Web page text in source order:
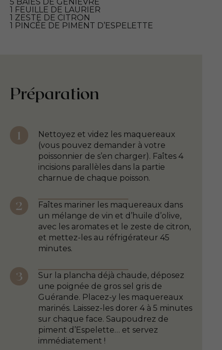
1 FEUILLE DE LAURIER
1 ZESTE DE CITRON
1 PINCÉE DE PIMENT D’ESPELETTE
Préparation
Nettoyez et videz les maquereaux
(vous pouvez demander à votre
poissonnier de s’en charger). Faîtes 4
incisions parallèles dans la partie
charnue de chaque poisson.
Faîtes mariner les maquereaux dans
un mélange de vin et d’huile d’olive,
avec les aromates et le zeste de citron,
et mettez-les au réfrigérateur 45
minutes.
Sur la plancha déjà chaude, déposez
une poignée de gros sel gris de
Guérande. Placez-y les maquereaux
marinés. Laissez-les dorer 4 à 5 minutes
sur chaque face. Saupoudrez de
piment d’Espelette… et servez
immédiatement !